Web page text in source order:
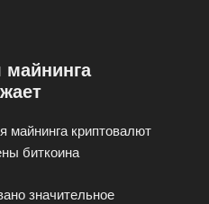
майнинга криптовалют
биткоина
значительное